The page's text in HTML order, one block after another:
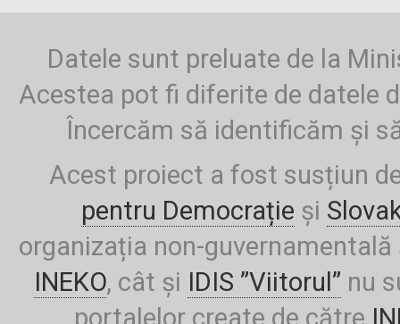
Datele sunt preluate de la
Acestea pot fi diferite de datele
Încercăm să identificăm și
Acest proiect a fost susțiun
pentru Democrație și
organizația non-
INEKO, cât și IDIS ”Viitorul” nu
portalelor create de către